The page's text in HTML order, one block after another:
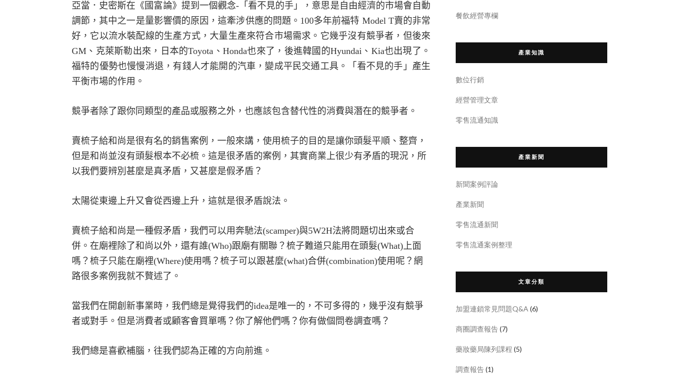
亞當．史密斯在《國富論》提到一個觀念-「看不見的手」，意思是自由經濟的市場會自動
調節，其中之一是量影響價的原因，這牽涉供應的問題。 100多年前福特 Model T賣的非常
好，它以流水裝配線的生產方式，大量生產來符合市場需求。它幾乎沒有競爭者，但後來
GM 、克萊斯勒出來，日本的Toyota 、Honda也來了，後進韓國的Hyundai、 Kia也出現了。
福特的優勢也慢慢消退，有錢人才能開的汽車，變成平民交通工具。「看不見的手」產生
平衡市場的作用。
競爭者除了跟你同類型的產品或服務之外，也應該包含替代性的消費與潛在的競爭者。
賣梳子給和尚是很有名的銷售案例，一般來講，使用梳子的目的是讓你頭髮平順、整齊，
但是和尚並沒有頭髮根本不必梳。這是很矛盾的案例，其實商業上很少有矛盾的現況，所
以我們要辨別甚麼是真矛盾，又甚麼是假矛盾？
太陽從東邊上升又會從西邊上升，這就是很矛盾說法。
賣梳子給和尚是一種假矛盾，我們可以用奔馳法(scamper)與5W2H法將問題切出來或合
併。在廟裡除了和尚以外，還有誰(Who)跟廟有關聯？梳子難道只能用在頭髮(What)上面
嗎？梳子只能在廟裡(Where)使用嗎？梳子可以跟甚麼(what)合併(combination)使用呢？網
路很多案例我就不贅述了。
當我們在開創新事業時，我們總是覺得我們的idea是唯一的，不可多得的，幾乎沒有競爭
者或對手。但是消費者或顧客會買單嗎？你了解他們嗎？你有做個問卷調查嗎？
我們總是喜歡補腦，往我們認為正確的方向前進。
餐飲經營專欄
產業知識
數位行銷
經營管理文章
零售流通知識
產業新聞
新聞案例評論
產業新聞
零售流通新聞
零售流通案例整理
文章分類
加盟連鎖常見問題Q&A (6)
商圈調查報告(7)
藥妝藥局陳列課程 (5)
調查報告(1)